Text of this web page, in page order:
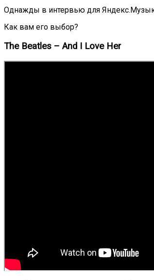
Однажды в интервью для
Как вам его выбор?
The Beatles – And I Love Her